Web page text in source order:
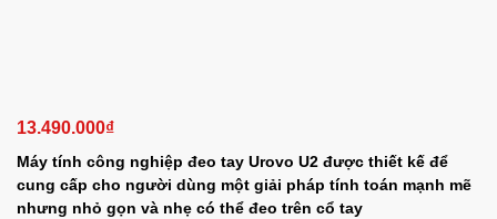
13.490.000₫
Máy tính công nghiệp đeo tay Urovo U2 được thiết kế để
cung cấp cho người dùng một giải pháp tính toán mạnh mẽ
nhưng nhỏ gọn và nhẹ có thể đeo trên cổ tay